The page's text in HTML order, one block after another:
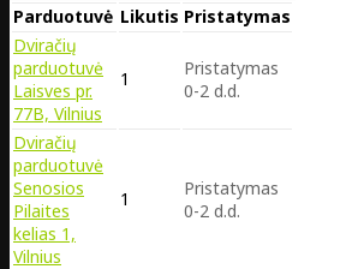
Parduotuvė Likutis Pristatymas
Dviračių
parduotuvė
Laisves pr.
77B, Vilnius
1
Pristatymas
0-2 d.d.
Dviračių
parduotuvė
Senosios
Pilaites
kelias 1,
Vilnius
1
Pristatymas
0-2 d.d.